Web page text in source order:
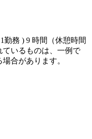
勤務 ) 9 時間（休憩時間
いるものは、一例で
合があります。